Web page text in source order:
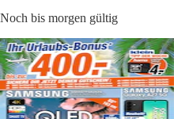
Noch bis morgen gültig